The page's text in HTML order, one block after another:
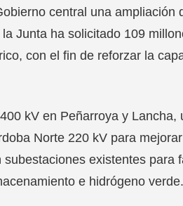
central una ampliación
Junta ha solicitado 109
con el fin de reforzar la
kV en Peñarroya y Lancha,
Norte 220 kV para
existentes para
e hidrógeno verde.